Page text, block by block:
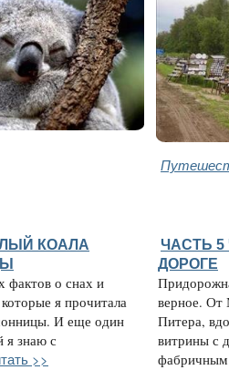
КОАЛА
фактов о снах и
я прочитала
И еще один
я знаю с
>>
ЧАСТЬ
ДОРОГЕ
верное. От
Питера,
витрины с